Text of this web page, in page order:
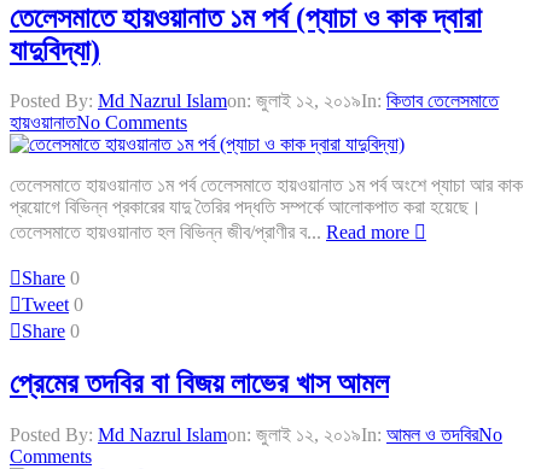
তেলেসমাতে হায়ওয়ানাত ১ম পর্ব (প্যাচা ও কাক দ্বারা
যাদুবিদ্যা)
Posted By: Md Nazrul Islamon: জুলাই ১২, ২০১৯In: কিতাব তেলেসমাতে
হায়ওয়ানাতNo Comments
তেলেসমাতে হায়ওয়ানাত ১ম পর্ব তেলেসমাতে হায়ওয়ানাত ১ম পর্ব অংশে প্যাচা আর কাক
প্রয়োগে বিভিন্ন প্রকারের যাদু তৈরির পদ্ধতি সম্পর্কে আলোকপাত করা হয়েছে।
তেলেসমাতে হায়ওয়ানাত হল বিভিন্ন জীব/প্রাণীর ব... Read more
Share 0
Tweet 0
Share 0
প্রেমের তদবির বা বিজয় লাভের খাস আমল
Posted By: Md Nazrul Islamon: জুলাই ১২, ২০১৯In: আমল ও তদবিরNo
Comments